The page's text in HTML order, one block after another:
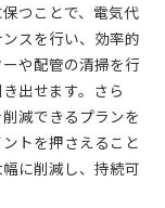
つことで、電気代
スを行い、効率的
や配管の清掃を行
出せます。さら
減できるプランを
トを押さえること
に削減し、持続可